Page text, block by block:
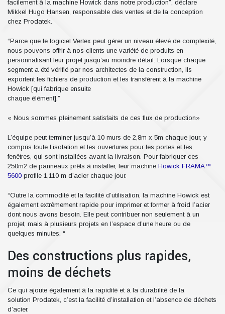
facilement à la machine Howick dans notre production”, déclare
Mikkel Hugo Hansen, responsable des ventes et de la conception
chez Prodatek.
“Parce que le logiciel Vertex peut gérer un niveau élevé de complexité,
nous pouvons offrir à nos clients une variété de produits en
personnalisant leur projet jusqu’au moindre détail. Lorsque chaque
segment a été vérifié par nos architectes de la construction, ils
exportent les fichiers de production et les transfèrent à la machine
Howick [qui fabrique ensuite
chaque élément].”
« Nous sommes pleinement satisfaits de ces flux de production»
L’équipe peut terminer jusqu’à 10 murs de 2,8m x 5m chaque jour, y
compris toute l’isolation et les ouvertures pour les portes et les
fenêtres, qui sont installées avant la livraison. Pour fabriquer ces
250m2 de panneaux prêts à installer, leur machine Howick FRAMA™
5600 profile 1,110 m d’acier chaque jour.
“Outre la commodité et la facilité d’utilisation, la machine Howick est
également extrêmement rapide pour imprimer et former à froid l’acier
dont nous avons besoin. Elle peut contribuer non seulement à un
projet, mais à plusieurs projets en l’espace d’une heure ou de
quelques minutes. “
Des constructions plus rapides,
moins de déchets
Ce qui ajoute également à la rapidité et à la durabilité de la
solution Prodatek, c’est la facilité d’installation et l’absence de déchets
d’acier.